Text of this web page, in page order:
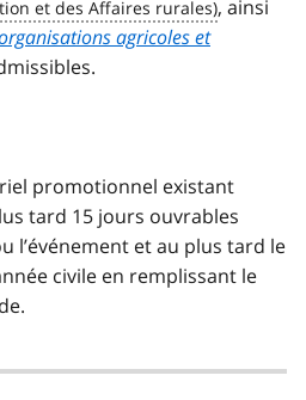
, ainsi
agricoles et
promotionnel existant
tard 15 jours ouvrables
l’événement et au plus tard le
civile en remplissant le